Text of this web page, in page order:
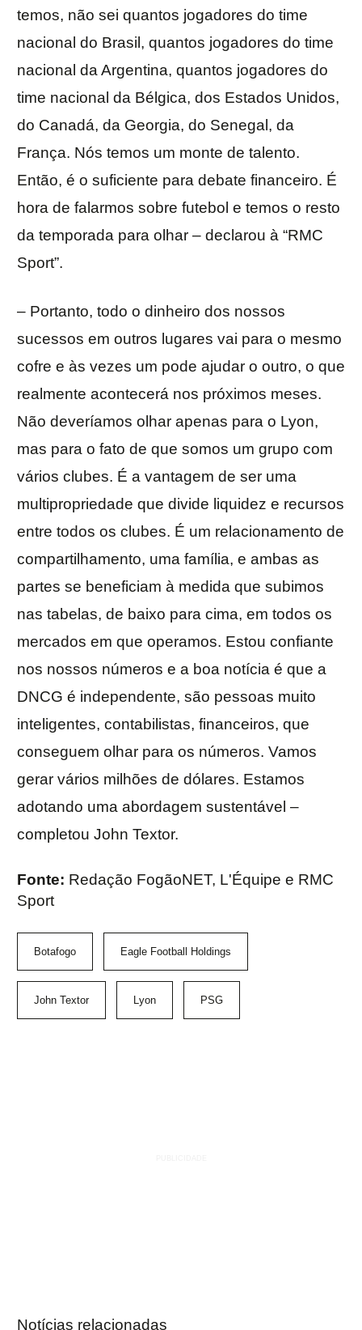
temos, não sei quantos jogadores do time
nacional do Brasil, quantos jogadores do time
nacional da Argentina, quantos jogadores do
time nacional da Bélgica, dos Estados Unidos,
do Canadá, da Georgia, do Senegal, da
França. Nós temos um monte de talento.
Então, é o suficiente para debate financeiro. É
hora de falarmos sobre futebol e temos o resto
da temporada para olhar – declarou à “RMC
Sport”.
– Portanto, todo o dinheiro dos nossos
sucessos em outros lugares vai para o mesmo
cofre e às vezes um pode ajudar o outro, o que
realmente acontecerá nos próximos meses.
Não deveríamos olhar apenas para o Lyon,
mas para o fato de que somos um grupo com
vários clubes. É a vantagem de ser uma
multipropriedade que divide liquidez e recursos
entre todos os clubes. É um relacionamento de
compartilhamento, uma família, e ambas as
partes se beneficiam à medida que subimos
nas tabelas, de baixo para cima, em todos os
mercados em que operamos. Estou confiante
nos nossos números e a boa notícia é que a
DNCG é independente, são pessoas muito
inteligentes, contabilistas, financeiros, que
conseguem olhar para os números. Vamos
gerar vários milhões de dólares. Estamos
adotando uma abordagem sustentável –
completou John Textor.
Fonte: Redação FogãoNET, L'Équipe e RMC
Sport
Botafogo Eagle Football Holdings
John Textor Lyon PSG
Notícias relacionadas